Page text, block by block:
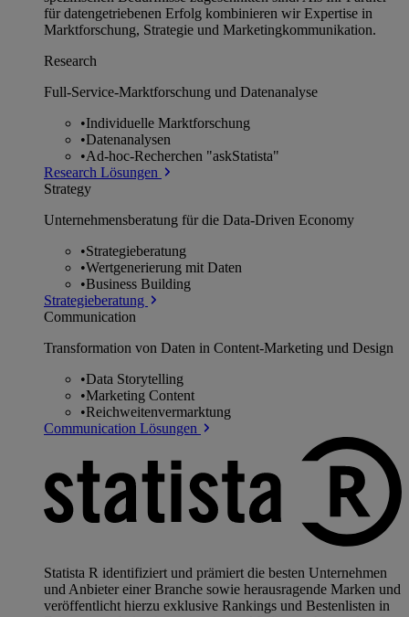
für datengetriebenen Erfolg kombinieren wir Expertise in
Marktforschung, Strategie und Marketingkommunikation.
Research
Full-Service-Marktforschung und Datenanalyse
•Individuelle Marktforschung
•Datenanalysen
•Ad-hoc-Recherchen "askStatista"
Research Lösungen
Strategy
Unternehmens­beratung für die Data-Driven Economy
•Strategieberatung
•Wertgenerierung mit Daten
•Business Building
Strategieberatung
Communication
Transformation von Daten in Content-Marketing und Design
•Data Storytelling
•Marketing Content
•Reichweitenvermarktung
Communication Lösungen
Statista R identifiziert und prämiert die besten Unternehmen
und Anbieter einer Branche sowie herausragende Marken und
veröffentlicht hierzu exklusive Rankings und Bestenlisten in